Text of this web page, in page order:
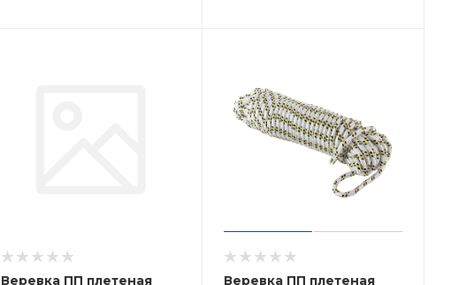
Веревка ПП плетеная
Веревка ПП плетеная